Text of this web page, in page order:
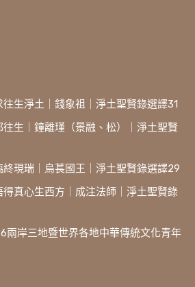
生淨土｜錢象祖｜淨土聖賢錄選譯31
生｜鐘離瑾（景融、松）｜淨土聖賢
終現瑞｜烏萇國王｜淨土聖賢錄選譯29
真心生西方｜成注法師｜淨土聖賢錄
岸三地暨世界各地中華傳統文化青年